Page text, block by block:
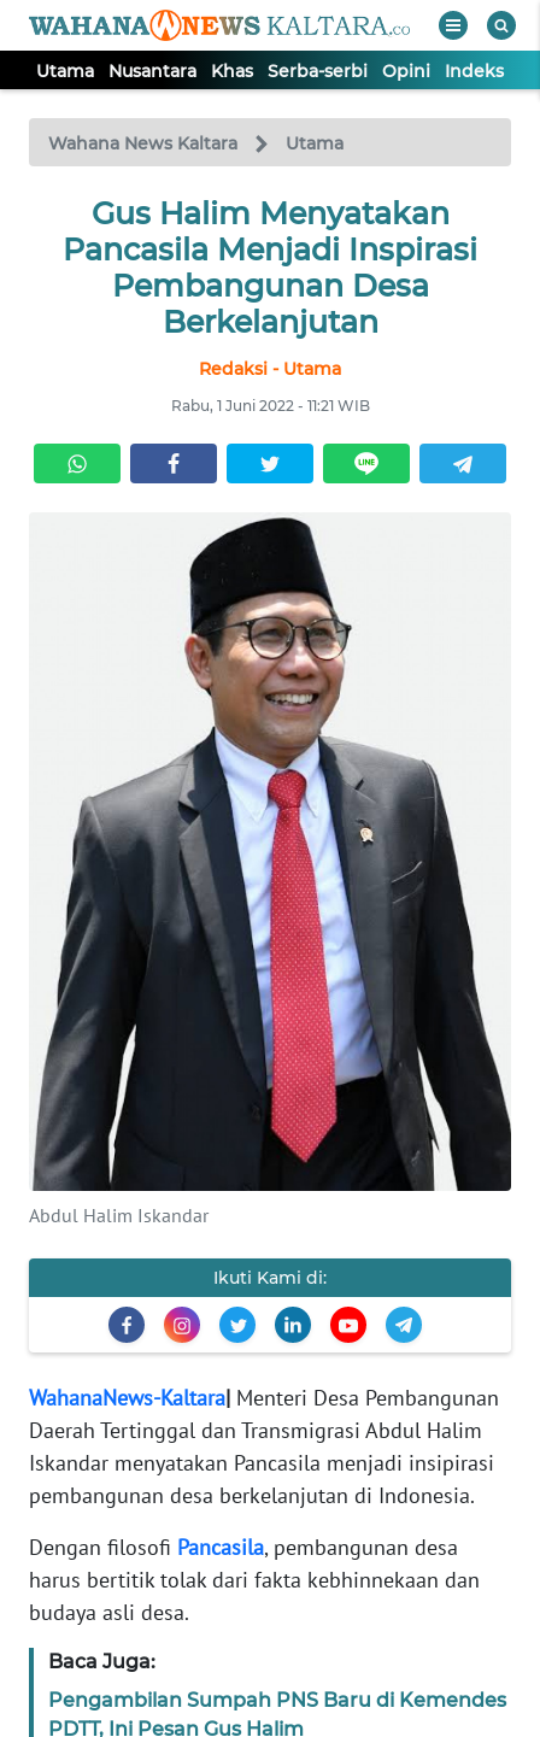
Utama Nusantara Khas Serba-serbi Opini Indeks
Wahana News Kaltara Utama
Gus Halim Menyatakan
Pancasila Menjadi Inspirasi
Pembangunan Desa
Berkelanjutan
Redaksi - Utama
Rabu, 1 Juni 2022 - 11:21 WIB
Abdul Halim Iskandar
Ikuti Kami di:
WahanaNews-Kaltara| Menteri Desa Pembangunan
Daerah Tertinggal dan Transmigrasi Abdul Halim
Iskandar menyatakan Pancasila menjadi insipirasi
pembangunan desa berkelanjutan di Indonesia.
Dengan filosofi Pancasila, pembangunan desa
harus bertitik tolak dari fakta kebhinnekaan dan
budaya asli desa.
Baca Juga:
Pengambilan Sumpah PNS Baru di Kemendes
PDTT, Ini Pesan Gus Halim
TV
Tutup
NUSANTARA
SERBI
IKLAN
TENTANG
KAMI
PEDOMAN
MEDIA
SIBER
REDAKSI
KARIR
DISCLAIMER
WN
SUMUT
WN
JAKARTA
WN
WN
BANTEN